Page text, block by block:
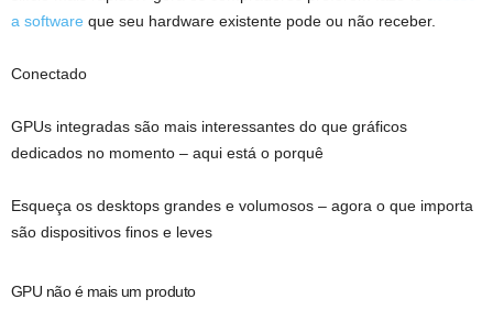
a software que seu hardware existente pode ou não receber.
Conectado
GPUs integradas são mais interessantes do que gráficos
dedicados no momento – aqui está o porquê
Esqueça os desktops grandes e volumosos – agora o que importa
são dispositivos finos e leves
GPU não é mais um produto